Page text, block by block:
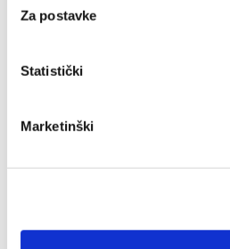
Za postavke
Statistički
Marketinški
Muzaferija: Ovo su vijesti za koje
morati objaviti